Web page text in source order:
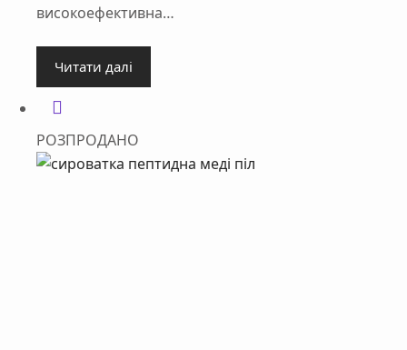
високоефективна…
Читати далі
РОЗПРОДАНО